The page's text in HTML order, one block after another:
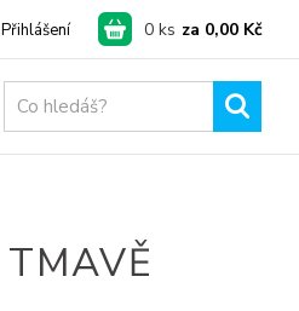
Přihlášení 0 ks za 0,00 Kč